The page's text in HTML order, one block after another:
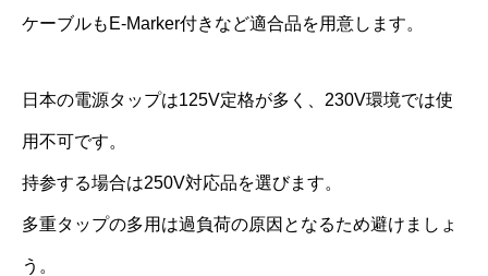
ケーブルもE-Marker付きなど適合品を用意します。
日本の電源タップは125V定格が多く、230V環境では使
用不可です。
持参する場合は250V対応品を選びます。
多重タップの多用は過負荷の原因となるため避けましょ
う。